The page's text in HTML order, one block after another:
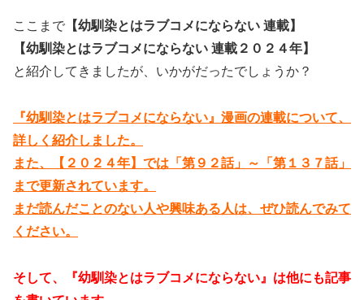
ここまで 【幼馴染とはラブコメにならない 連載】
【幼馴染とはラブコメにならない 連載２０２４年】
と紹介してきましたが、いかがだったでしょうか？
『幼馴染とはラブコメにならない』漫画の連載について、
詳しく紹介しました。
また、【２０２４年】では「第９２話」～「第１３７話」
まで更新されています。
まだ読んだことのない人や興味ある人は、ぜひ読んでみて
ください。
そして、『幼馴染とはラブコメにならない』は他にも記事